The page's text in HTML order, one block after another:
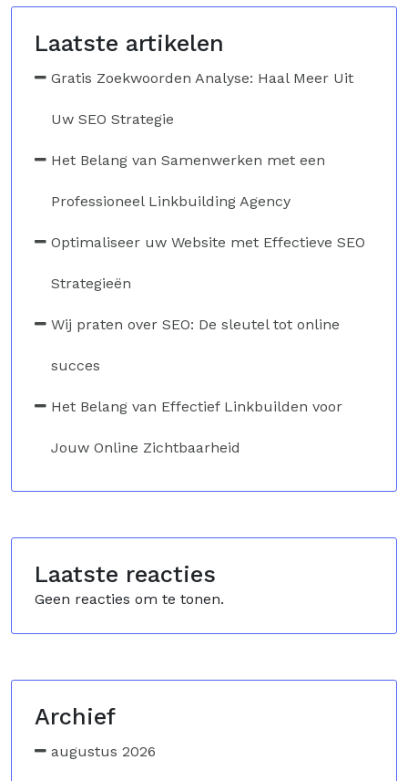
Laatste artikelen
Gratis Zoekwoorden Analyse: Haal Meer Uit
Uw SEO Strategie
Het Belang van Samenwerken met een
Professioneel Linkbuilding Agency
Optimaliseer uw Website met Effectieve SEO
Strategieën
Wij praten over SEO: De sleutel tot online
succes
Het Belang van Effectief Linkbuilden voor
Jouw Online Zichtbaarheid
Laatste reacties
Geen reacties om te tonen.
Archief
augustus 2026